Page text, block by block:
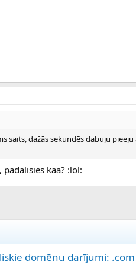
saits, dažās sekundēs dabuju
padalisies kaa? :lol:
domēnu darījumi: